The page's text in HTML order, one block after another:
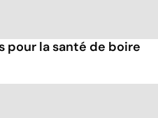
pour la santé de boire